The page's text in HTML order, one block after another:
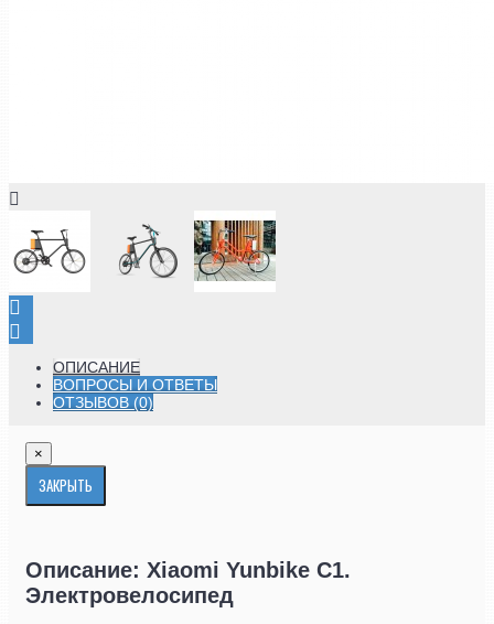
ОПИСАНИЕ
ВОПРОСЫ И ОТВЕТЫ
ОТЗЫВОВ (0)
×
ЗАКРЫТЬ
Описание: Xiaomi Yunbike C1.
Электровелосипед